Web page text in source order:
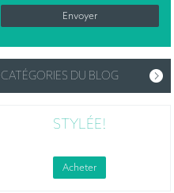
CATÉGORIES DU BLOG
STYLÉE!
Acheter